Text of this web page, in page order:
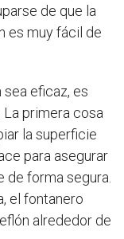
de que la
es muy fácil de
sea eficaz, es
primera cosa
la superficie
para asegurar
de forma segura.
el fontanero
alrededor de